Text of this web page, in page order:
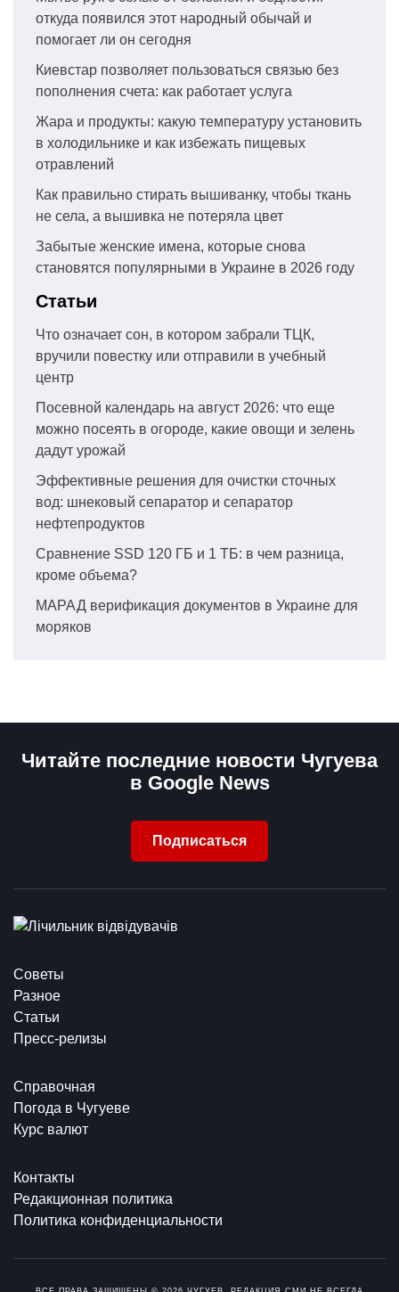
откуда появился этот народный обычай и
помогает ли он сегодня
Киевстар позволяет пользоваться связью без
пополнения счета: как работает услуга
Жара и продукты: какую температуру установить
в холодильнике и как избежать пищевых
отравлений
Как правильно стирать вышиванку, чтобы ткань
не села, а вышивка не потеряла цвет
Забытые женские имена, которые снова
становятся популярными в Украине в 2026 году
Статьи
Что означает сон, в котором забрали ТЦК,
вручили повестку или отправили в учебный
центр
Посевной календарь на август 2026: что еще
можно посеять в огороде, какие овощи и зелень
дадут урожай
Эффективные решения для очистки сточных
вод: шнековый сепаратор и сепаратор
нефтепродуктов
Сравнение SSD 120 ГБ и 1 ТБ: в чем разница,
кроме объема?
МАРАД верификация документов в Украине для
моряков
Читайте последние новости Чугуева
в Google News
Подписаться
Советы
Разное
Статьи
Пресс-релизы
Справочная
Погода в Чугуеве
Курс валют
Контакты
Редакционная политика
Политика конфиденциальности